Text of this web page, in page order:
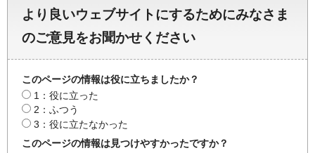
より良いウェブサイトにするためにみなさま
のご意見をお聞かせください
このページの情報は役に立ちましたか？
1：役に立った
2：ふつう
3：役に立たなかった
このページの情報は見つけやすかったですか？